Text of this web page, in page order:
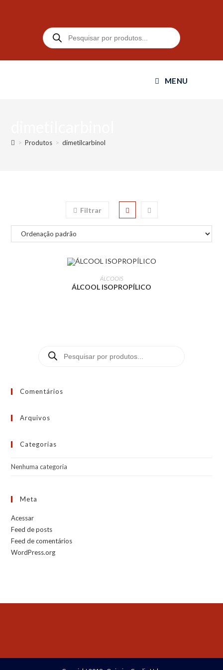
MENU
> Produtos > dimetilcarbinol
Filtrar
LEIA MAIS
ÁLCOOIS
ÁLCOOL ISOPROPÍLICO
Comentários
Arquivos
Categorias
Nenhuma categoria
Meta
Acessar
Feed de posts
Feed de comentários
WordPress.org